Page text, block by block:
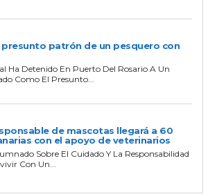
presunto patrón de un pesquero con
Ha Detenido En Puerto Del Rosario A Un
Como El Presunto...
de mascotas llegará a 60
con el apoyo de veterinarios
Sobre El Cuidado Y La Responsabilidad
Con Un...